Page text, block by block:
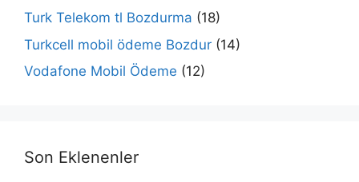
Turk Telekom tl Bozdurma (18)
Turkcell mobil ödeme Bozdur (14)
Vodafone Mobil Ödeme (12)
Son Eklenenler